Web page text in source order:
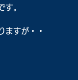
す。
ますが・・